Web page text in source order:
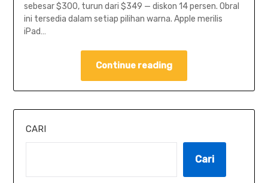
sebesar $300, turun dari $349 — diskon 14 persen. Obral
ini tersedia dalam setiap pilihan warna. Apple merilis
iPad…
Continue reading
CARI
Cari